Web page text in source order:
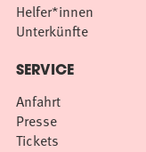
Helfer*innen
Unterkünfte
SERVICE
Anfahrt
Presse
Tickets